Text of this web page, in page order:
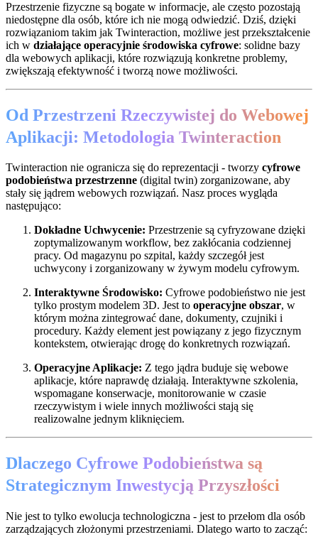
Przestrzenie fizyczne są bogate w informacje, ale często pozostają
niedostępne dla osób, które ich nie mogą odwiedzić. Dziś, dzięki
rozwiązaniom takim jak Twinteraction, możliwe jest przekształcenie
ich w działające operacyjnie środowiska cyfrowe: solidne bazy
dla webowych aplikacji, które rozwiązują konkretne problemy,
zwiększają efektywność i tworzą nowe możliwości.
Od Przestrzeni Rzeczywistej do Webowej
Aplikacji: Metodologia Twinteraction
Twinteraction nie ogranicza się do reprezentacji - tworzy cyfrowe
podobieństwa przestrzenne (digital twin) zorganizowane, aby
stały się jądrem webowych rozwiązań. Nasz proces wygląda
następująco:
Dokładne Uchwycenie: Przestrzenie są cyfryzowane dzięki
zoptymalizowanym workflow, bez zakłócania codziennej
pracy. Od magazynu po szpital, każdy szczegół jest
uchwycony i zorganizowany w żywym modelu cyfrowym.
Interaktywne Środowisko: Cyfrowe podobieństwo nie jest
tylko prostym modelem 3D. Jest to operacyjne obszar, w
którym można zintegrować dane, dokumenty, czujniki i
procedury. Każdy element jest powiązany z jego fizycznym
kontekstem, otwierając drogę do konkretnych rozwiązań.
Operacyjne Aplikacje: Z tego jądra buduje się webowe
aplikacje, które naprawdę działają. Interaktywne szkolenia,
wspomagane konserwacje, monitorowanie w czasie
rzeczywistym i wiele innych możliwości stają się
realizowalne jednym kliknięciem.
Dlaczego Cyfrowe Podobieństwa są
Strategicznym Inwestycją Przyszłości
Nie jest to tylko ewolucja technologiczna - jest to przełom dla osób
zarządzających złożonymi przestrzeniami. Dlatego warto to zacząć: